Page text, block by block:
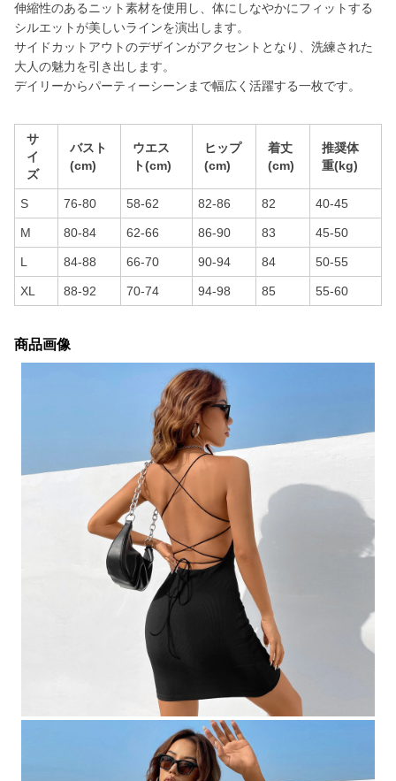
伸縮性のあるニット素材を使用し、体にしなやかにフィットする
シルエットが美しいラインを演出します。
サイドカットアウトのデザインがアクセントとなり、洗練された
大人の魅力を引き出します。
デイリーからパーティーシーンまで幅広く活躍する一枚です。
サ
イ
ズ
バスト
(cm)
ウエス
ト(cm)
ヒップ
(cm)
着丈
(cm)
推奨体
重(kg)
S 76-80 58-62 82-86 82 40-45
M 80-84 62-66 86-90 83 45-50
L 84-88 66-70 90-94 84 50-55
XL 88-92 70-74 94-98 85 55-60
商品画像